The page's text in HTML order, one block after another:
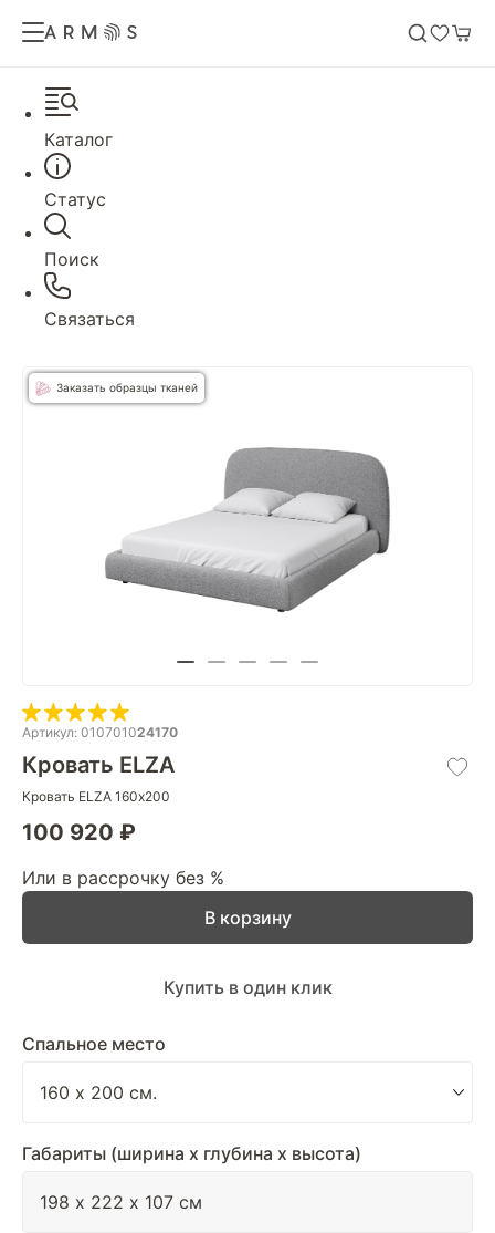
Каталог
Статус
Поиск
Связаться
Заказать образцы тканей
Артикул: 010701024170
Кровать ELZA
Кровать ELZA 160х200
100 920 ₽
Или в рассрочку без %
Спальное место
Габариты (ширина х глубина х высота)
В корзину
Купить в один клик